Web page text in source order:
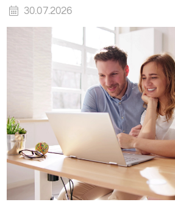
Prozent effektiv bei 35 Jahren Laufzeit
Sanierung binnen 54 Monaten nach
in Einzelmaßnahmen […]
30.07.2026